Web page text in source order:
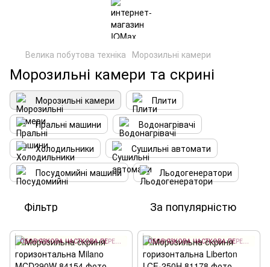
Велика побутова техніка Морозильні камери
Морозильні камери та скрині
Морозильні камери
Плити
Пральні машини
Водонагрівачі
Холодильники
Сушильні автомати
Посудомийні машини
Льодогенератори
Фільтр За популярністю
ОБОВ'ЯЗКОВА ЧАСТКОВА ПЕРЕДОПЛАТА 10% ОБОВ'ЯЗКОВА ЧАСТКОВА ПЕРЕДОПЛАТА 10%